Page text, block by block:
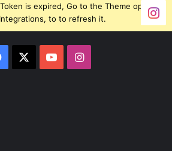
is expired, Go to the Theme options
to to refresh it.
Facebook YouTubeInstagram